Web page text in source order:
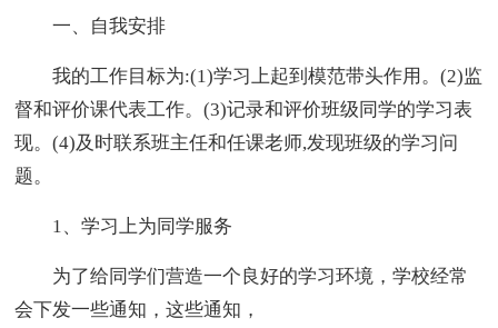
一、自我安排
我的工作目标为:(1)学习上起到模范带头作用。(2)监
督和评价课代表工作。(3)记录和评价班级同学的学习表
现。(4)及时联系班主任和任课老师,发现班级的学习问
题。
1、学习上为同学服务
为了给同学们营造一个良好的学习环境，学校经常
会下发一些通知，这些通知，